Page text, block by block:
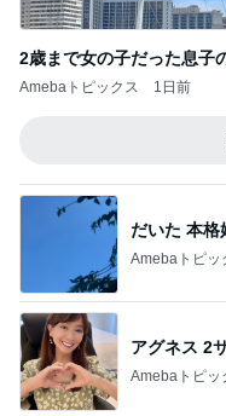
2歳まで女の子だった息子
Amebaトピックス 1日前
だいた 本格
Amebaトピッ
アグネス 2
Amebaトピッ